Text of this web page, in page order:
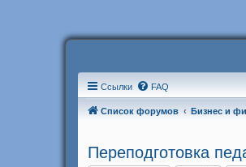
Ссылки FAQ
Список форумов Бизнес и
Переподготовка